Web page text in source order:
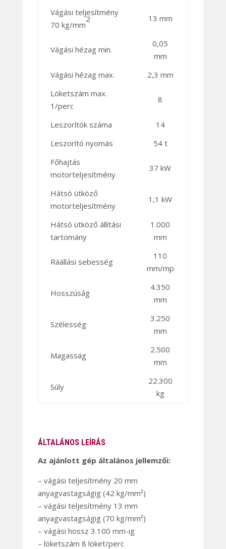
Vágási teljesítmény
70 kg/mm
2 13 mm
Vágási hézag min.
0,05
mm
Vágási hézag max.
2,3 mm
Löketszám max.
1/perc
8
Leszorítók száma
14
Leszorító nyomás
54 t
Főhajtás
motorteljesítmény
37 kW
Hátsó ütköző
motorteljesítmény
1,1 kW
Hátsó ütköző állítási
tartomány
1.000
mm
Ráállási sebesség
110
mm/mp
Hosszúság
4.350
mm
Szélesség
3.250
mm
Magasság
2.500
mm
Súly
22.300
kg
ÁLTALÁNOS LEÍRÁS
Az ajánlott gép általános jellemzői:
– vágási teljesítmény 20 mm
anyagvastagságig (42 kg/mm²)
– vágási teljesítmény 13 mm
anyagvastagságig (70 kg/mm²)
– vágási hossz 3.100 mm-ig
– löketszám 8 löket/perc